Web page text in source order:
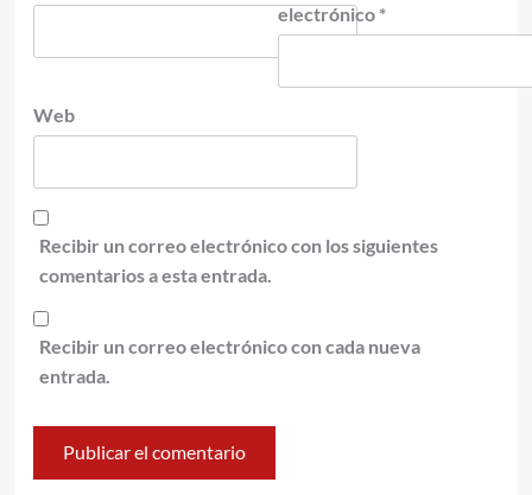
electrónico *
Web
Recibir un correo electrónico con los siguientes
comentarios a esta entrada.
Recibir un correo electrónico con cada nueva
entrada.